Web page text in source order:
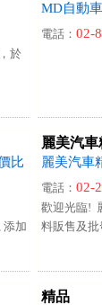
於
MD自動車
電話： 02-
比
添加
麗美汽車
麗美汽車
電話： 02-
歡迎光臨!
料販售及批
精品